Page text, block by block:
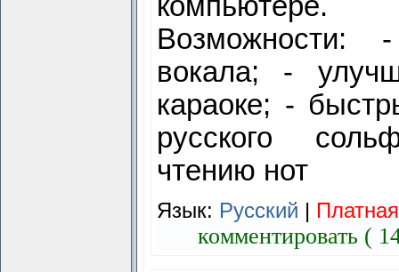
компьютере.
Возможности:
вокала; -
караокe; -
русского
чтению нот
Язык: Русский | Платная
комментировать (